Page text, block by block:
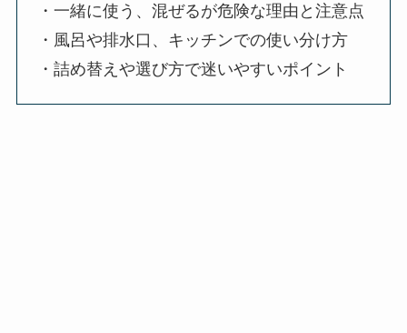
・一緒に使う、混ぜるが危険な理由と注意点
・風呂や排水口、キッチンでの使い分け方
・詰め替えや選び方で迷いやすいポイント